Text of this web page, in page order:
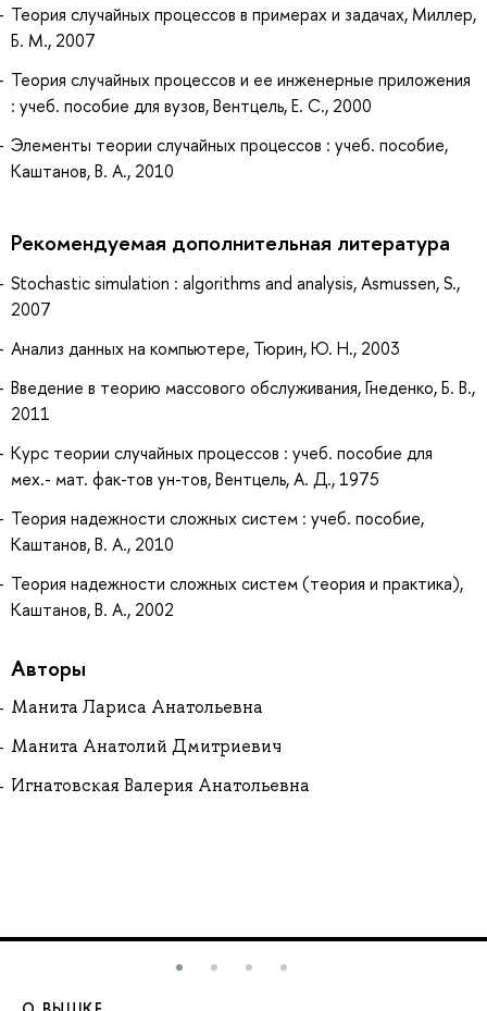
Теория случайных процессов в примерах и задачах, Миллер,
Б. М., 2007
Теория случайных процессов и ее инженерные приложения
: учеб. пособие для вузов, Вентцель, Е. С., 2000
Элементы теории случайных процессов : учеб. пособие,
Каштанов, В. А., 2010
Рекомендуемая дополнительная литература
Stochastic simulation : algorithms and analysis, Asmussen, S.,
2007
Анализ данных на компьютере, Тюрин, Ю. Н., 2003
Введение в теорию массового обслуживания, Гнеденко, Б. В.,
2011
Курс теории случайных процессов : учеб. пособие для
мех.- мат. фак-тов ун-тов, Вентцель, А. Д., 1975
Теория надежности сложных систем : учеб. пособие,
Каштанов, В. А., 2010
Теория надежности сложных систем (теория и практика),
Каштанов, В. А., 2002
Авторы
Манита Лариса Анатольевна
Манита Анатолий Дмитриевич
Игнатовская Валерия Анатольевна